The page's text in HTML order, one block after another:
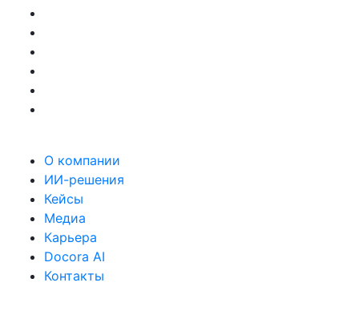
О компании
ИИ-решения
Кейсы
Медиа
Карьера
Docora AI
Контакты